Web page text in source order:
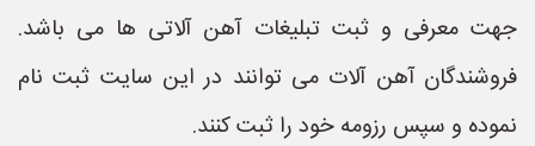
جهت معرفی و ثبت تبلیغات آهن آلاتی ها می باشد.
فروشندگان آهن آلات می توانند در این سایت ثبت نام
نموده و سپس رزومه خود را ثبت کنند.